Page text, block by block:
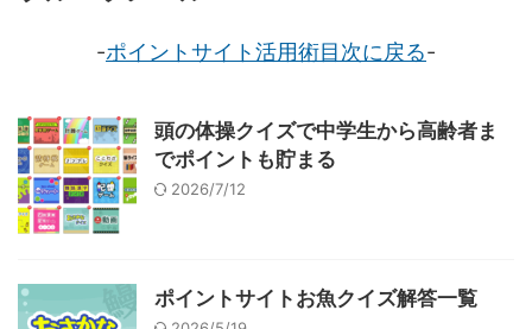
-ポイントサイト活用術目次に戻る-
頭の体操クイズで中学生から高齢者ま
でポイントも貯まる
2026/7/12
ポイントサイトお魚クイズ解答一覧